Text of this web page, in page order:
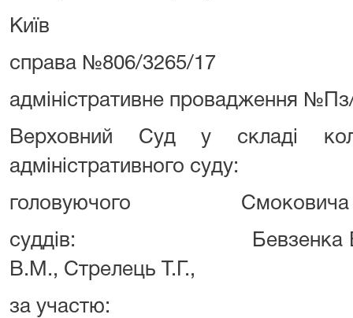
Київ
справа №806/3265/17
адміністративне провадження
Верховний Суд у складі
адміністративного суду:
головуючого Смоковича
суддів: Бевзенка В.М.,
В.М., Стрелець Т.Г.,
за участю: